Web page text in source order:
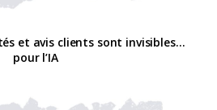
et avis clients sont invisibles…
pour l’IA